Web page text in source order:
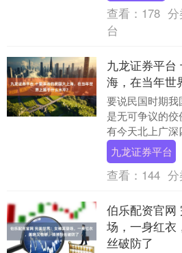
查看： 178 分
台
九龙证券平台
海，在当年世
要说民国时期
是无可争议的
有今天北上广
论在经济总量还
先于全国其他城
九龙证券平台
查看： 144 分
伯乐配资官网
场，一身红衣
丝破防了